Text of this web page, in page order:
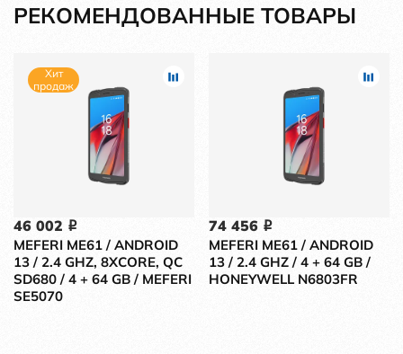
РЕКОМЕНДОВАННЫЕ ТОВАРЫ
Хит
продаж
46 002 i
MEFERI ME61 / ANDROID
13 / 2.4 GHZ, 8XCORE, QC
SD680 / 4 + 64 GB / MEFERI
SE5070
74 456 i
MEFERI ME61 / ANDROID
13 / 2.4 GHZ / 4 + 64 GB /
HONEYWELL N6803FR